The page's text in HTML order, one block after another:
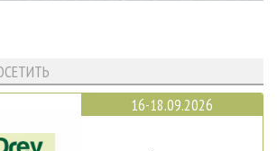
16-18.09.2026